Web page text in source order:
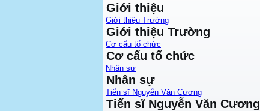
Giới thiệu
Giới thiệu Trường
Giới thiệu Trường
Cơ cấu tổ chức
Cơ cấu tổ chức
Nhân sự
Nhân sự
Tiến sĩ Nguyễn Văn Cương
Tiến sĩ Nguyễn Văn Cương